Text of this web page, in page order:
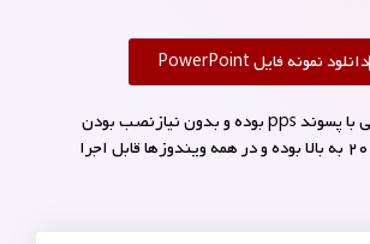
دانلود نمونه فایل PowerPoint
نمونه فایل خروجی با پسوند pps بوده و بدون نیازنصب بودن
پاورپوینت نسخه ۲۰۲۱ به بالا بوده و در همه ویندوزها قابل اجرا